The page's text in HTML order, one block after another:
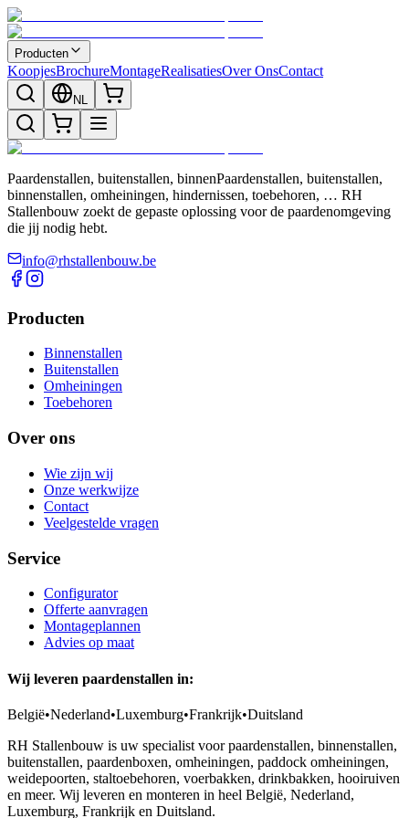
Producten
KoopjesBrochureMontageRealisatiesOver OnsContact
NL
Paardenstallen, buitenstallen, binnenPaardenstallen, buitenstallen,
binnenstallen, omheiningen, hindernissen, toebehoren, … RH
Stallenbouw zoekt de gepaste oplossing voor de paardenomgeving
die jij nodig hebt.
info@rhstallenbouw.be
Producten
Binnenstallen
Buitenstallen
Omheiningen
Toebehoren
Over ons
Wie zijn wij
Onze werkwijze
Contact
Veelgestelde vragen
Service
Configurator
Offerte aanvragen
Montageplannen
Advies op maat
Wij leveren paardenstallen in:
België•Nederland•Luxemburg•Frankrijk•Duitsland
RH Stallenbouw is uw specialist voor paardenstallen, binnenstallen,
buitenstallen, paardenboxen, omheiningen, paddock omheiningen,
weidepoorten, staltoebehoren, voerbakken, drinkbakken, hooiruiven
en meer. Wij leveren en monteren in heel België, Nederland,
Luxemburg, Frankrijk en Duitsland.